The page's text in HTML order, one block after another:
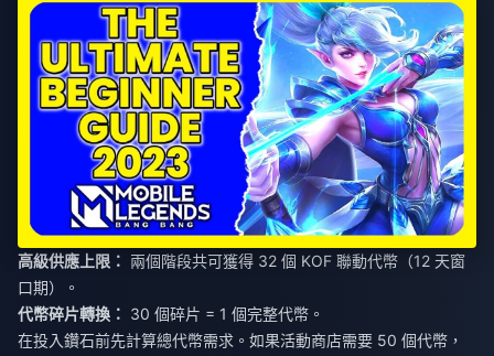
高級供應上限： 兩個階段共可獲得 32 個 KOF 聯動代幣（12 天窗
口期）。
代幣碎片轉換： 30 個碎片 = 1 個完整代幣。
在投入鑽石前先計算總代幣需求。如果活動商店需要 50 個代幣，